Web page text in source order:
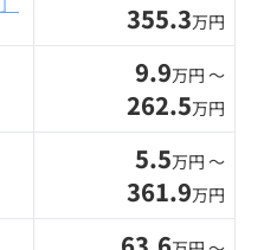
355.3万円
9.9万円 〜
262.5万円
5.5万円 〜
361.9万円